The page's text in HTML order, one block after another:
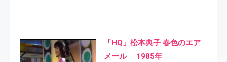
「HQ」松本典子 春色のエア
メール 1985年